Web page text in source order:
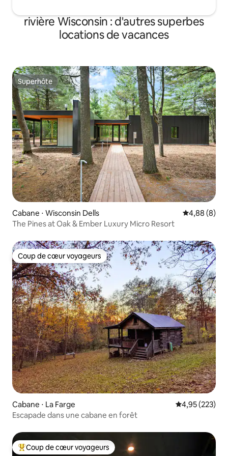
rivière Wisconsin : d'autres superbes
locations de vacances
Superhôte
Superhôte
Cabane ⋅ Wisconsin Dells Évaluation
4,88 (8)
The Pines at Oak & Ember Luxury Micro Resort
Coup de cœur voyageurs
Coup de cœur voyageurs
Cabane ⋅ La Farge Évaluation
4,95 (223)
Escapade dans une cabane en forêt
Coups de cœur voyageurs les plus appréciés
Coup de cœur voyageurs